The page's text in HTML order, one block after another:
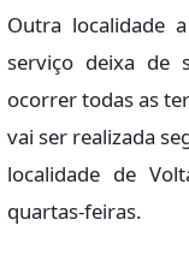
Outra localidade
serviço deixa de
ocorrer todas as
vai ser realizada
localidade de
quartas-feiras.